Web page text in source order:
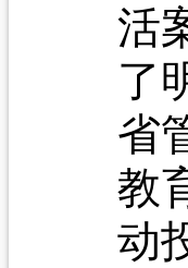
活
了
省
教
动